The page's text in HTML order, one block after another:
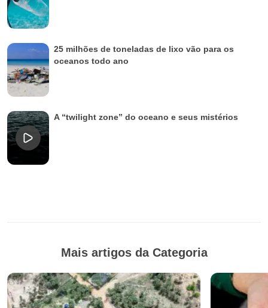
25 milhões de toneladas de lixo vão para os
oceanos todo ano
A “twilight zone” do oceano e seus mistérios
Mais artigos da Categoria